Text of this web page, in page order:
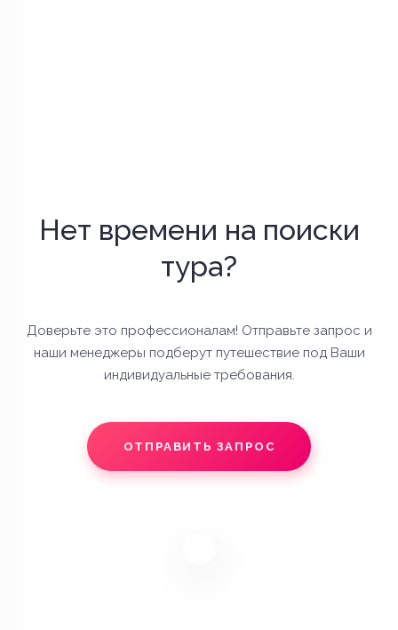
Нет времени на поиски
тура?
Доверьте это профессионалам! Отправьте запрос и
наши менеджеры подберут путешествие под Ваши
индивидуальные требования.
ОТПРАВИТЬ ЗАПРОС